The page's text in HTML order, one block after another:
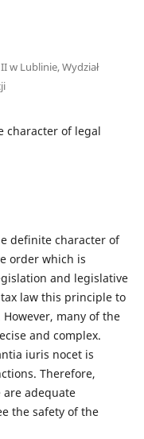
w Lublinie, Wydział
character of legal
definite character of
order which is
and legislative
law this principle to
many of the
and complex.
iuris nocet is
Therefore,
adequate
the safety of the